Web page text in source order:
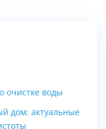
очистке воды
дом: актуальные